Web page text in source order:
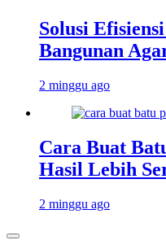
Solusi
Bangunan
2 minggu ago
Cara Buat
Hasil Lebih
2 minggu ago